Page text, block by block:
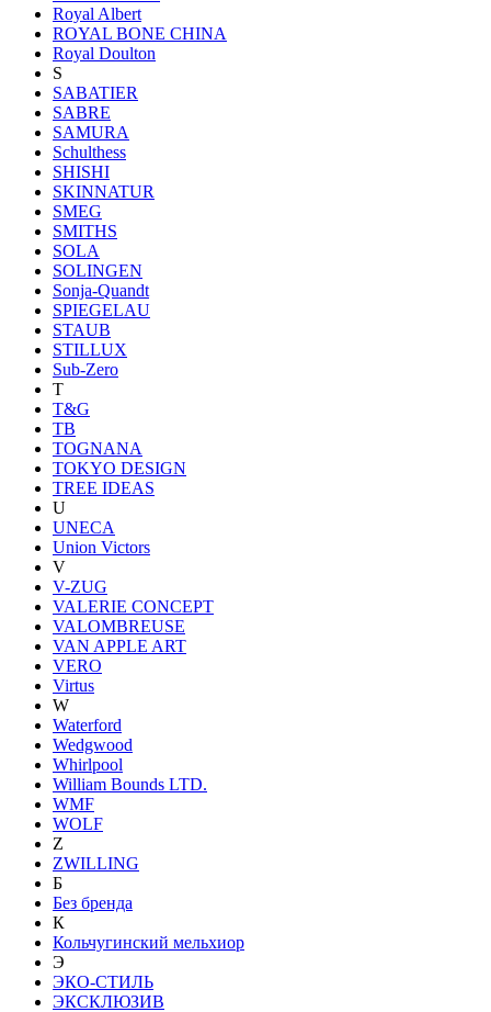
Royal Albert
ROYAL BONE CHINA
Royal Doulton
S
SABATIER
SABRE
SAMURA
Schulthess
SHISHI
SKINNATUR
SMEG
SMITHS
SOLA
SOLINGEN
Sonja-Quandt
SPIEGELAU
STAUB
STILLUX
Sub-Zero
T
T&G
TB
TOGNANA
TOKYO DESIGN
TREE IDEAS
U
UNECA
Union Victors
V
V-ZUG
VALERIE CONCEPT
VALOMBREUSE
VAN APPLE ART
VERO
Virtus
W
Waterford
Wedgwood
Whirlpool
William Bounds LTD.
WMF
WOLF
Z
ZWILLING
Б
Без бренда
К
Кольчугинский мельхиор
Э
ЭКО-СТИЛЬ
ЭКСКЛЮЗИВ